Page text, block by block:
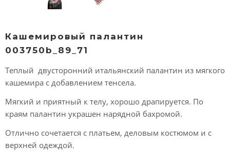
Кашемировый палантин
003750b_89_71
Теплый двусторонний итальянский палантин из мягкого
кашемира с добавлением тенсела.
Мягкий и приятный к телу, хорошо драпируется. По
краям палантин украшен нарядной бахромой.
Отлично сочетается с платьем, деловым костюмом и с
верхней одеждой.